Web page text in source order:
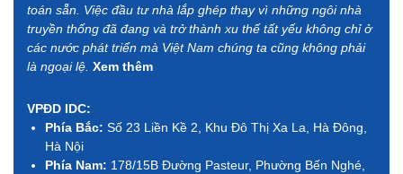
toán sẵn. Việc đầu tư nhà lắp ghép thay vì những ngôi nhà
truyền thống đã đang và trở thành xu thế tất yếu không chỉ ở
các nước phát triển mà Việt Nam chúng ta cũng không phải
là ngoại lệ. Xem thêm
VPĐD IDC:
Phía Bắc: Số 23 Liền Kề 2, Khu Đô Thị Xa La, Hà Đông,
Hà Nội
Phía Nam: 178/15B Đường Pasteur, Phường Bến Nghé,